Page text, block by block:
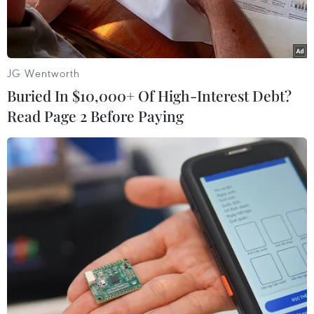
Johnny Depp và bạn gái Amber Heard. (Nguồn: ds.co.uk)
Mặc dù đã úp mở chuyện “giải nghệ” từ lâu,
song mới đây, tài tử đào hoa Johnny Depp lại
tiếp tục xuất hiện trong bộ phim mới của đạo
JG Wentworth
Buried In $10,000+ Of High-Interest Debt?
Read Page 2 Before Paying